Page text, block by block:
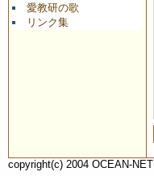
愛教研の歌
リンク集
copyright(c) 2004 OCEAN-NET